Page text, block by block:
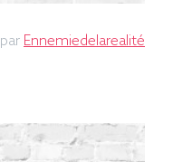
par Ennemiedelarealité